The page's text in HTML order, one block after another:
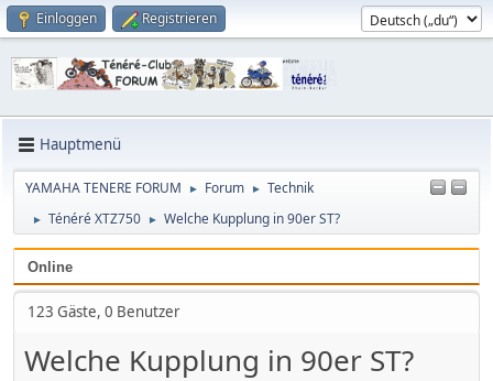
Einloggen Registrieren
Hauptmenü
YAMAHA TENERE FORUM ► Forum ► Technik
► Ténéré XTZ750 ► Welche Kupplung in 90er ST?
Online
123 Gäste, 0 Benutzer
Welche Kupplung in 90er ST?